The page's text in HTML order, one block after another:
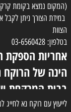
(המקום נמצא בקומת
במידת הצורך ניתן לקבל
הצוות
בטלפון: 03-6560428
אחריות הספקת
הינה של הרוקח
בבית המרקחת
בפועל תעשה